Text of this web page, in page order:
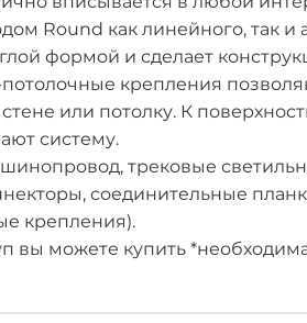
Round как линейного, так и
формой и сделает
крепления
или потолку. К
систему.
трековые
соединительные
крепления).
вы можете купить